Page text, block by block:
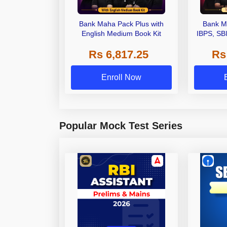
Bank Maha Pack Plus with
English Medium Book Kit
Rs 6,817.25
Enroll Now
Bank
IBPS,
Other
Popular Mock Test Series